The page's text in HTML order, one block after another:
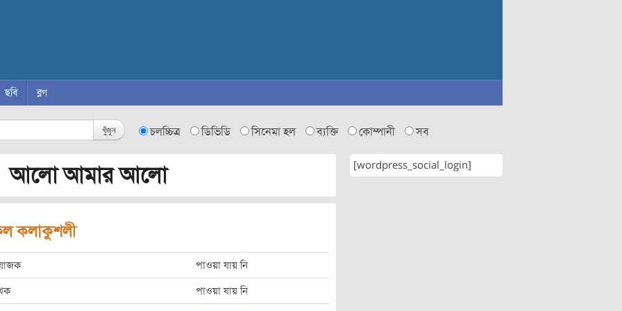
ছবি ব্লগ
খুঁজুন চলচ্চিত্র ডিভিডি সিনেমা হল ব্যক্তি কোম্পানী সব
আলো আমার আলো
কলাকুশলী
পাওয়া যায় নি
পাওয়া যায় নি
[wordpress_social_login]